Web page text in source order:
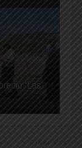
“Las
Older Post